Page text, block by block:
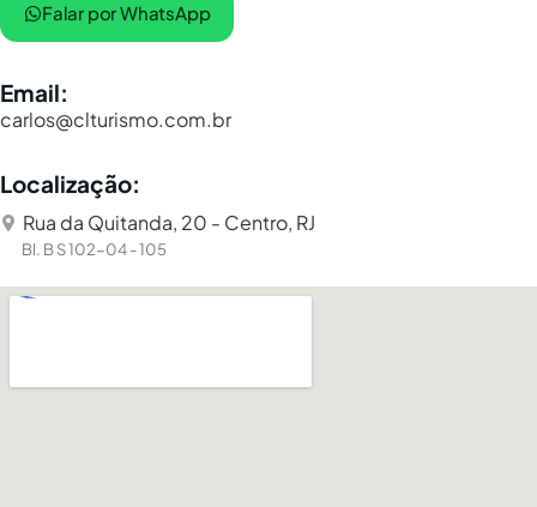
Falar por WhatsApp
Email:
carlos@clturismo.com.br
Localização:
Rua da Quitanda, 20 - Centro, RJ
Bl. B S 102-04 - 105